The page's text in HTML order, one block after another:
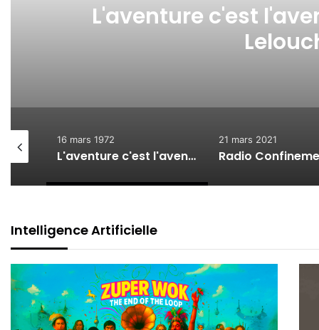
L'aventure c'est
16 mars 1972
L'aventure c'est l'aventure de Claude Lelouch.
21 mars 2021
Radio
Intelligence Artificielle